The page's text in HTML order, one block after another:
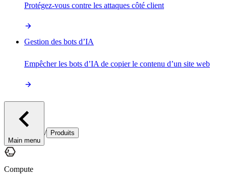
Protégez-vous contre les attaques côté client
Gestion des bots d’IA
Empêcher les bots d’IA de copier le contenu d’un site web
Main menu
/ Produits
Compute